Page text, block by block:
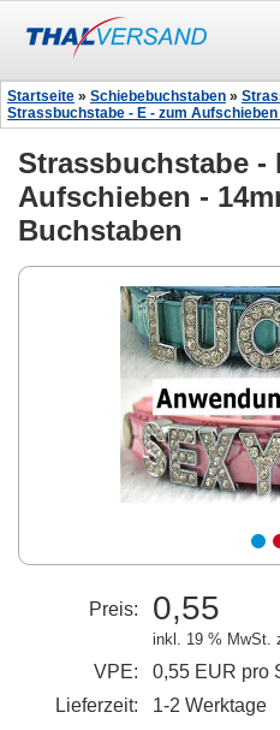
Startseite » Schiebebuchstaben »
Strassbuchstabe - E - zum
Strassbuchstabe -
Aufschieben -
Buchstaben
Preis: 0,55
inkl. 19 % MwSt.
VPE:
0,55 EUR pro
Lieferzeit:
1-2 Werktage